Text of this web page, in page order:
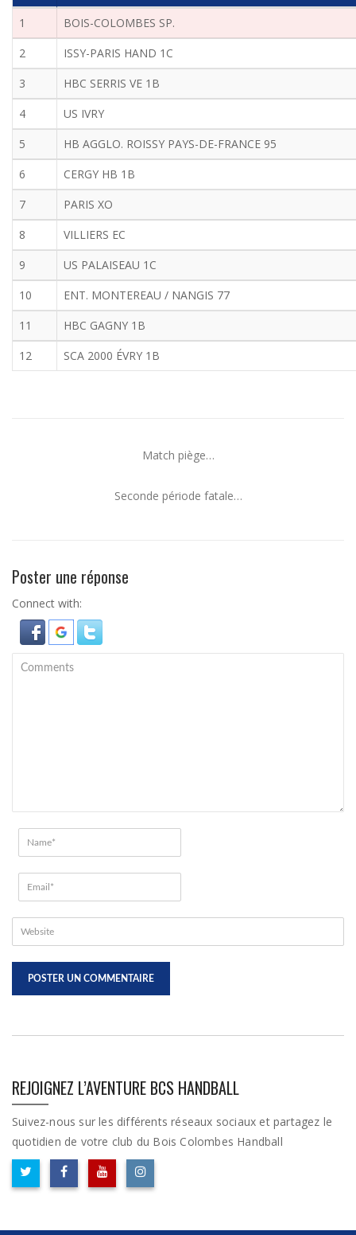
1
BOIS-COLOMBES SP.
2
ISSY-PARIS HAND 1C
3
HBC SERRIS VE 1B
4
US IVRY
5
HB AGGLO. ROISSY PAYS-DE-FRANCE 95
6
CERGY HB 1B
7
PARIS XO
8
VILLIERS EC
9
US PALAISEAU 1C
10
ENT. MONTEREAU / NANGIS 77
11
HBC GAGNY 1B
12
SCA 2000 ÉVRY 1B
Match piège…
Seconde période fatale…
Poster une réponse
Connect with:
REJOIGNEZ L’AVENTURE BCS HANDBALL
Suivez-nous sur les différents réseaux sociaux et partagez le
quotidien de votre club du Bois Colombes Handball